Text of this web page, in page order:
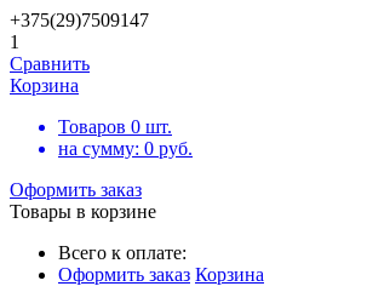
+375(29)7509147
1
Сравнить
Корзина
Товаров 0 шт.
на сумму: 0 руб.
Оформить заказ
Товары в корзине
Всего к оплате:
Оформить заказ Корзина